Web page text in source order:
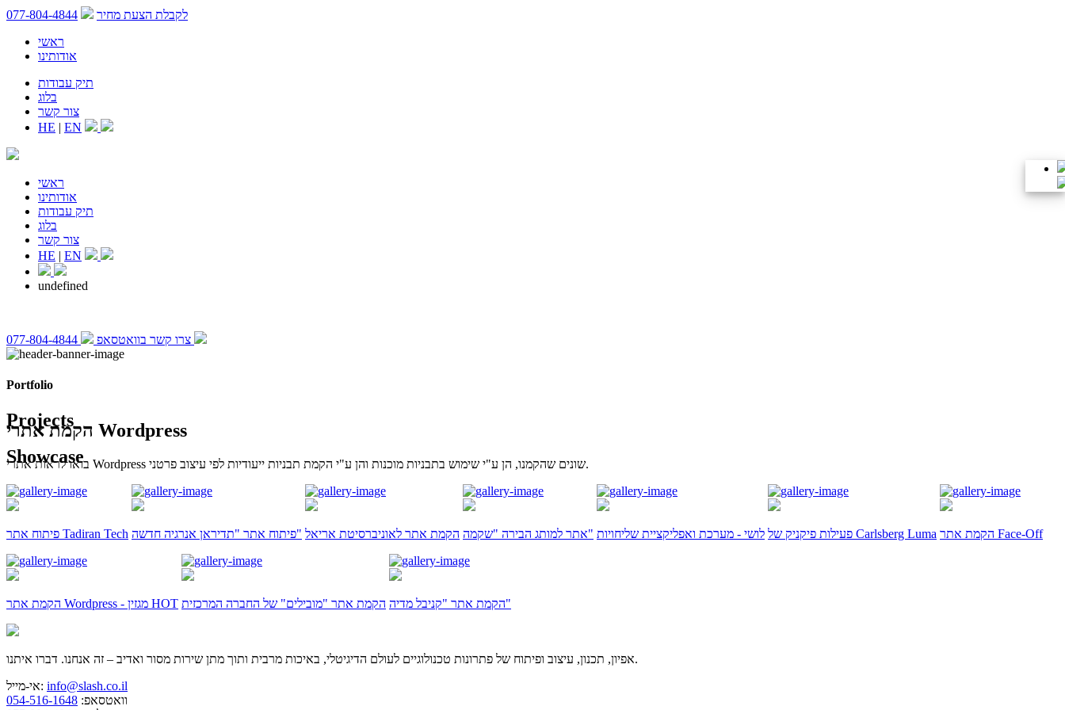
לקבלת הצעת מחיר
077-804-4844
ראשי
אודותינו
תיק עבודות
בלוג
צור קשר
HE | EN
ראשי
אודותינו
תיק עבודות
בלוג
צור קשר
HE | EN
undefined
צרו קשר בוואטסאפ 077-804-4844
Portfolio
Projects
Showcase
הקמת אתרי Wordpress
בואו לראות אתרי Wordpress שונים שהקמנו, הן ע"י שימוש בתבניות מוכנות והן ע"י הקמת תבניות ייעודיות לפי עיצוב פרטני.
פיתוח אתר Tadiran Tech פיתוח אתר "תדיראן אנרגיה חדשה" הקמת אתר לאוניברסיטת אריאל אתר למותג הבירה "שקמה" לושי - מערכת ואפליקציית שליחויות פעילות פיקניק של Carlsberg Luma הקמת אתר Face-Off
הקמת אתר Wordpress - מגזין HOT הקמת אתר "מובילים" של החברה המרכזית הקמת אתר "קניבל מדיה"
אפיון, תכנון, עיצוב ופיתוח של פתרונות טכנולוגיים לעולם הדיגיטלי, באיכות מרבית ותוך מתן שירות מסור ואדיב – זה אנחנו. דברו איתנו.
אי-מייל: info@slash.co.il
וואטסאפ: 054-516-1648